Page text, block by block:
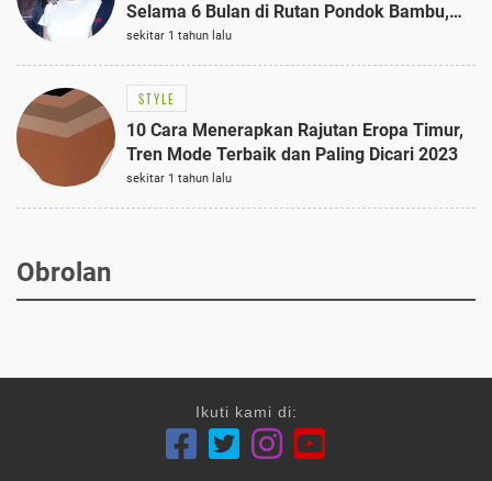
Selama 6 Bulan di Rutan Pondok Bambu,
Terungkap!
sekitar 1 tahun lalu
STYLE
10 Cara Menerapkan Rajutan Eropa Timur,
Tren Mode Terbaik dan Paling Dicari 2023
sekitar 1 tahun lalu
Obrolan
Ikuti kami di: